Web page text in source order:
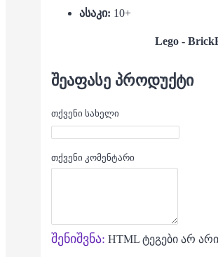
ასაკი: 10+
Lego -
ᲨᲔᲐᲤᲐᲡᲔ ᲞᲠᲝᲓᲣᲥᲢᲘ
თქვენი სახელი
თქვენი კომენტარი
შენიშვნა: HTML ტეგები არ